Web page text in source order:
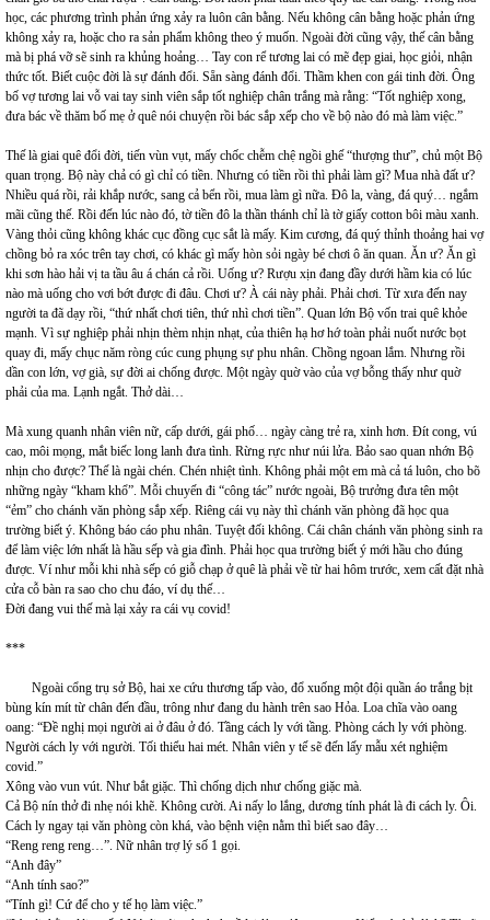
học, các phương trình phản ứng xảy ra luôn cân bằng. Nếu không cân bằng hoặc phản ứng
không xảy ra, hoặc cho ra sản phẩm không theo ý muốn. Ngoài đời cũng vậy, thế cân bằng
mà bị phá vỡ sẽ sinh ra khủng hoảng… Tay con rể tương lai có mẽ đẹp giai, học giỏi, nhận
thức tốt. Biết cuộc đời là sự đánh đổi. Sẵn sàng đánh đổi. Thầm khen con gái tinh đời. Ông
bố vợ tương lai vỗ vai tay sinh viên sắp tốt nghiệp chân trắng mà rằng: “Tốt nghiệp xong,
đưa bác về thăm bố mẹ ở quê nói chuyện rồi bác sắp xếp cho về bộ nào đó mà làm việc.”
Thế là giai quê đổi đời, tiến vùn vụt, mấy chốc chễm chệ ngồi ghế “thượng thư”, chủ một Bộ
quan trọng. Bộ này chả có gì chỉ có tiền. Nhưng có tiền rồi thì phải làm gì? Mua nhà đất ư?
Nhiều quá rồi, rải khắp nước, sang cả bển rồi, mua làm gì nữa. Đô la, vàng, đá quý… ngắm
mãi cũng thế. Rồi đến lúc nào đó, tờ tiền đô la thần thánh chỉ là tờ giấy cotton bôi màu xanh.
Vàng thỏi cũng không khác cục đồng cục sắt là mấy. Kim cương, đá quý thỉnh thoảng hai vợ
chồng bỏ ra xóc trên tay chơi, có khác gì mấy hòn sỏi ngày bé chơi ô ăn quan. Ăn ư? Ăn gì
khi sơn hào hải vị ta tầu âu á chán cả rồi. Uống ư? Rượu xịn đang đầy dưới hầm kia có lúc
nào mà uống cho vơi bớt được đi đâu. Chơi ư? À cái này phải. Phải chơi. Từ xưa đến nay
người ta đã dạy rồi, “thứ nhất chơi tiên, thứ nhì chơi tiền”. Quan lớn Bộ vốn trai quê khỏe
mạnh. Vì sự nghiệp phải nhịn thèm nhịn nhạt, của thiên hạ hơ hớ toàn phải nuốt nước bọt
quay đi, mấy chục năm ròng cúc cung phụng sự phu nhân. Chồng ngoan lắm. Nhưng rồi
dần con lớn, vợ già, sự đời ai chống được. Một ngày quờ vào của vợ bỗng thấy như quờ
phải của ma. Lạnh ngắt. Thở dài…
Mà xung quanh nhân viên nữ, cấp dưới, gái phố… ngày càng trẻ ra, xinh hơn. Đít cong, vú
cao, môi mọng, mắt biếc long lanh đưa tình. Rừng rực như núi lửa. Bảo sao quan nhớn Bộ
nhịn cho được? Thế là ngài chén. Chén nhiệt tình. Không phải một em mà cả tá luôn, cho bõ
những ngày “kham khổ”. Mỗi chuyến đi “công tác” nước ngoài, Bộ trưởng đưa tên một
“ẻm” cho chánh văn phòng sắp xếp. Riêng cái vụ này thì chánh văn phòng đã học qua
trường biết ý. Không báo cáo phu nhân. Tuyệt đối không. Cái chân chánh văn phòng sinh ra
để làm việc lớn nhất là hầu sếp và gia đình. Phải học qua trường biết ý mới hầu cho đúng
được. Ví như mỗi khi nhà sếp có giỗ chạp ở quê là phải về từ hai hôm trước, xem cất đặt nhà
cửa cỗ bàn ra sao cho chu đáo, ví dụ thế…
Đời đang vui thế mà lại xảy ra cái vụ covid!
***
Ngoài cổng trụ sở Bộ, hai xe cứu thương tấp vào, đổ xuống một đội quần áo trắng bịt
bùng kín mít từ chân đến đầu, trông như đang du hành trên sao Hỏa. Loa chĩa vào oang
oang: “Đề nghị mọi người ai ở đâu ở đó. Tầng cách ly với tầng. Phòng cách ly với phòng.
Người cách ly với người. Tối thiểu hai mét. Nhân viên y tế sẽ đến lấy mẫu xét nghiệm
covid.”
Xông vào vun vút. Như bắt giặc. Thì chống dịch như chống giặc mà.
Cả Bộ nín thở đi nhẹ nói khẽ. Không cười. Ai nấy lo lắng, dương tính phát là đi cách ly. Ôi.
Cách ly ngay tại văn phòng còn khá, vào bệnh viện nằm thì biết sao đây…
“Reng reng reng…”. Nữ nhân trợ lý số 1 gọi.
“Anh đây”
“Anh tính sao?”
“Tính gì! Cứ để cho y tế họ làm việc.”